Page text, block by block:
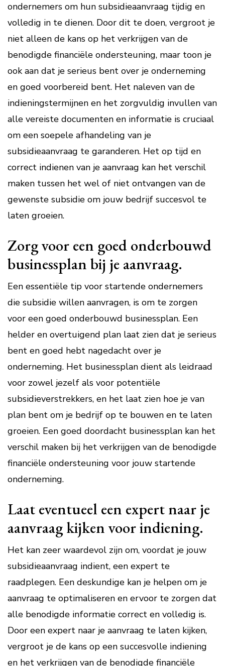
ondernemers om hun subsidieaanvraag tijdig en
volledig in te dienen. Door dit te doen, vergroot je
niet alleen de kans op het verkrijgen van de
benodigde financiële ondersteuning, maar toon je
ook aan dat je serieus bent over je onderneming
en goed voorbereid bent. Het naleven van de
indieningstermijnen en het zorgvuldig invullen van
alle vereiste documenten en informatie is cruciaal
om een soepele afhandeling van je
subsidieaanvraag te garanderen. Het op tijd en
correct indienen van je aanvraag kan het verschil
maken tussen het wel of niet ontvangen van de
gewenste subsidie om jouw bedrijf succesvol te
laten groeien.
Zorg voor een goed onderbouwd
businessplan bij je aanvraag.
Een essentiële tip voor startende ondernemers
die subsidie willen aanvragen, is om te zorgen
voor een goed onderbouwd businessplan. Een
helder en overtuigend plan laat zien dat je serieus
bent en goed hebt nagedacht over je
onderneming. Het businessplan dient als leidraad
voor zowel jezelf als voor potentiële
subsidieverstrekkers, en het laat zien hoe je van
plan bent om je bedrijf op te bouwen en te laten
groeien. Een goed doordacht businessplan kan het
verschil maken bij het verkrijgen van de benodigde
financiële ondersteuning voor jouw startende
onderneming.
Laat eventueel een expert naar je
aanvraag kijken voor indiening.
Het kan zeer waardevol zijn om, voordat je jouw
subsidieaanvraag indient, een expert te
raadplegen. Een deskundige kan je helpen om je
aanvraag te optimaliseren en ervoor te zorgen dat
alle benodigde informatie correct en volledig is.
Door een expert naar je aanvraag te laten kijken,
vergroot je de kans op een succesvolle indiening
en het verkrijgen van de benodigde financiële